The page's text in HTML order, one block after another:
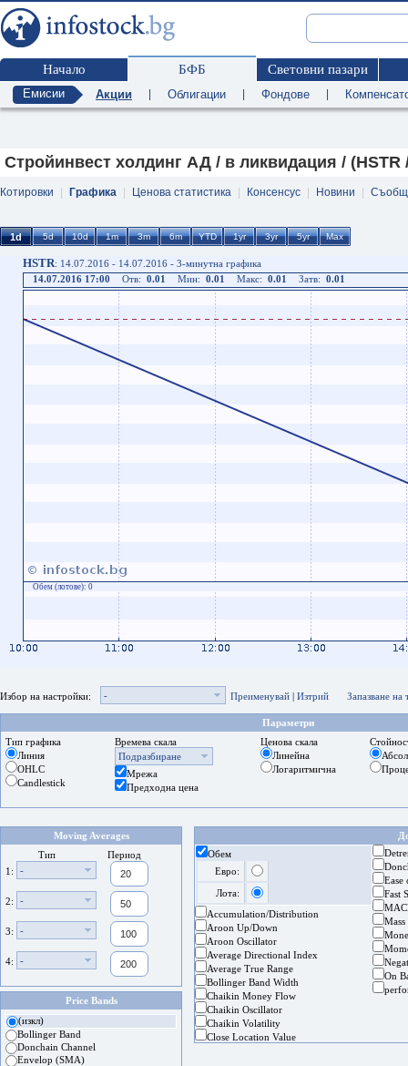
Начало БФБ Световни пазари
Емисии Акции Облигации Фондове
Стройинвест холдинг АД / в ликвидация / (HSTR
Котировки Графика Ценова статистика Консенсус Новини
HSTR: 14.07.2016 - 14.07.2016 - 3-минутна графика
14.07.2016 17:00
Отв: 0.01 Мин: 0.01 Макс: 0.01 Затв: 0.01
Обем (лотове): 0
Избор на настройки: - Преименувай | Изтрий Запазване на
Параметри
Тип графика
Линия
OHLC
Candlestick
Времева скала
Подразбиране
Мрежа
Предходна цена
Ценова скала
Линейна
Логаритмична
Moving Averages
Тип
Период
1:
-
2: -
3: -
4: -
Price Bands
(изкл)
Bollinger Band
Donchain Channel
Envelop (SMA)
Обем
Евро:
Лота:
Accumulation/Distribution
Aroon Up/Down
Aroon Oscillator
Average Directional Index
Average True Range
Bollinger Band Width
Chaikin Money Flow
Chaikin Oscillator
Chaikin Volatility
Close Location Value
Ease
Fast
On